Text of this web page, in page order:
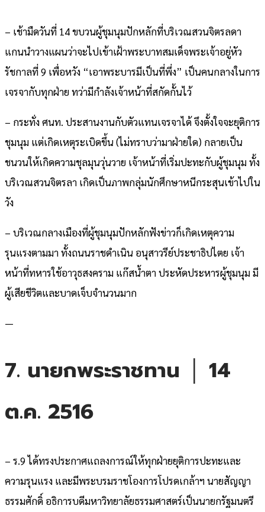
– เช้ามืดวันที่ 14 ขบวนผู้ชุมนุมปักหลักที่บริเวณสวนจิตรลดา
แกนนำวางแผนว่าจะไปเข้าเฝ้าพระบาทสมเด็จพระเจ้าอยู่หัว
รัชกาลที่ 9 เพื่อหวัง “เอาพระบารมีเป็นที่พึ่ง” เป็นคนกลางในการ
เจรจากับทุกฝ่าย ทว่ามีกำลังเจ้าหน้าที่สกัดกั้นไว้
– กระทั่ง ศนท. ประสานงานกับตัวแทนเจรจาได้ จึงตั้งใจจะยุติการ
ชุมนุม แต่เกิดเหตุระเบิดขึ้น (ไม่ทราบว่ามาฝ่ายใด) กลายเป็น
ชนวนให้เกิดความชุลมุนวุ่นวาย เจ้าหน้าที่เริ่มปะทะกับผู้ชุมนุม ทั้ง
บริเวณสวนจิตรลา เกิดเป็นภาพกลุ่มนักศึกษาหนีกระสุนเข้าไปใน
วัง
– บริเวณกลางเมืองที่ผู้ชุมนุมปักหลักฟังข่าวก็เกิดเหตุความ
รุนแรงตามมา ทั้งถนนราชดำเนิน อนุสาวรีย์ประชาธิปไตย เจ้า
หน้าที่ทหารใช้อาวุธสงคราม แก๊สน้ำตา ประหัดประหารผู้ชุมนุม มี
ผู้เสียชีวิตและบาดเจ็บจำนวนมาก
—
7. นายกพระราชทาน │ 14
ต.ค. 2516
– ร.9 ได้ทรงประกาศแถลงการณ์ให้ทุกฝ่ายยุติการปะทะและ
ความรุนแรง และมีพระบรมราชโองการโปรดเกล้าฯ นายสัญญา
ธรรมศักดิ์ อธิการบดีมหาวิทยาลัยธรรมศาสตร์เป็นนายกรัฐมนตรี